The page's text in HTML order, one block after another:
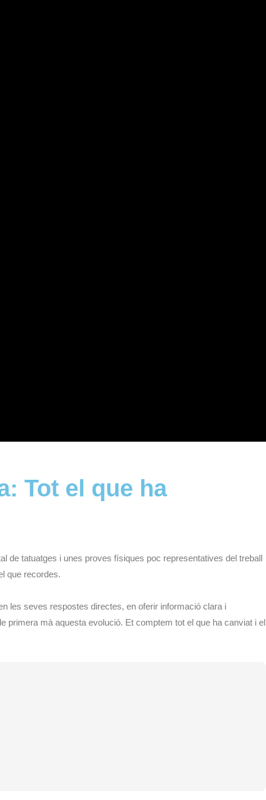
Tot el que ha
de tatuatges i unes proves físiques poc representatives del treball
que recordes.
les seves respostes directes, en oferir informació clara i
primera mà aquesta evolució. Et comptem tot el que ha canviat i el